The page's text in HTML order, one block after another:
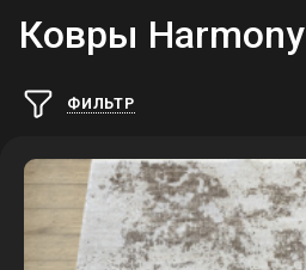
Ковры Harmony
ФИЛЬТР